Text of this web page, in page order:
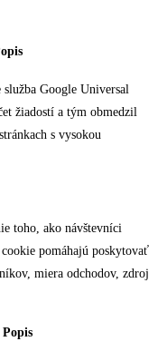
Google Universal
žiadostí a tým obmedzil
s vysokou
toho, ako návštevníci
pomáhajú poskytovať
miera odchodov, zdroj
Popis